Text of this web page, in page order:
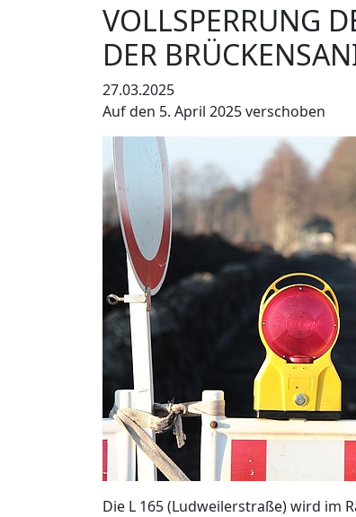
VOLLSPERRUNG
ER
27.03.2025
Auf den 5. April 2025 verschoben
Die L 165 (Ludweilerstraße) wird im